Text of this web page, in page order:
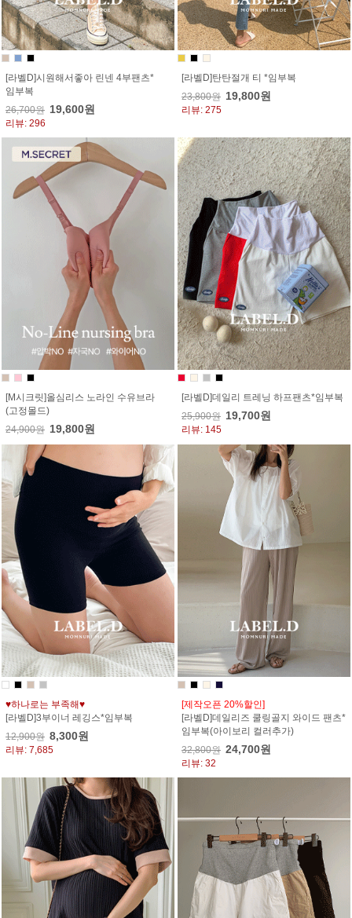
[라벨D]시원해서좋아 린넨 4부팬츠*
임부복
26,700원 19,600원
리뷰: 296
[라벨D]탄탄절개 티 *임부복
23,800원 19,800원
리뷰: 275
[M시크릿]올심리스 노라인 수유브라
(고정몰드)
24,900원 19,800원
[라벨D]데일리 트레닝 하프팬츠*임부복
25,900원 19,700원
리뷰: 145
♥하나로는 부족해♥
[라벨D]3부이너 레깅스*임부복
12,900원 8,300원
리뷰: 7,685
[제작오픈 20%할인]
[라벨D]데일리즈 쿨링골지 와이드 팬츠*
임부복(아이보리 컬러추가)
32,800원 24,700원
리뷰: 32